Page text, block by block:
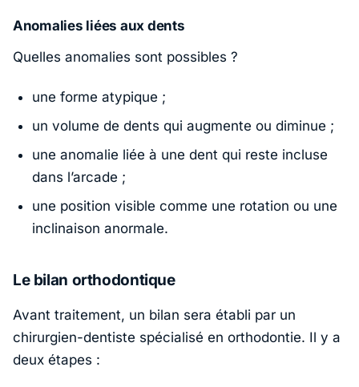
Anomalies liées aux dents
Quelles anomalies sont possibles ?
une forme atypique ;
un volume de dents qui augmente ou diminue ;
une anomalie liée à une dent qui reste incluse
dans l’arcade ;
une position visible comme une rotation ou une
inclinaison anormale.
Le bilan orthodontique
Avant traitement, un bilan sera établi par un
chirurgien-dentiste spécialisé en orthodontie. Il y a
deux étapes :